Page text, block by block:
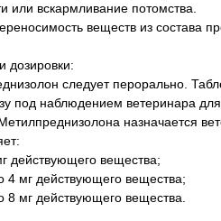
или вскармливание потомства.
веществ из состава
дозировки:
следует перорально.
под наблюдением ветеринара
назначается
действующего вещества;
4 мг действующего вещества;
8 мг действующего вещества.